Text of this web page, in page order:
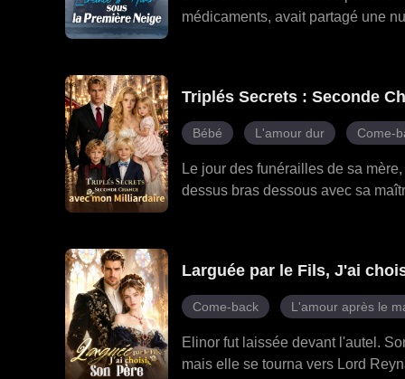
médicaments, avait partagé une
d'abstinence et de désir. Jouant
silencieusement et avec
première neige, était pour lui un
destin et rompre tous les
préordonné. Il se voyait comme
Triplés Secrets : Seconde
Bébé L'amour dur Come-
Le jour des funérailles de sa
dessus bras dessous avec sa
dissiper tous les malentendus.
— et reconstruire la famille qu'il a
Larguée par le Fils, J'ai
Come-back L'amour après le
Elinor fut laissée devant l'autel.
mais elle se tourna vers Lord